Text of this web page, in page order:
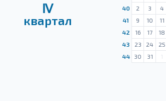
Ⅳ
квартал
40
2 3 4
41
9 10 11
42
16 17 18
43
23 24 25
44
30 31 1